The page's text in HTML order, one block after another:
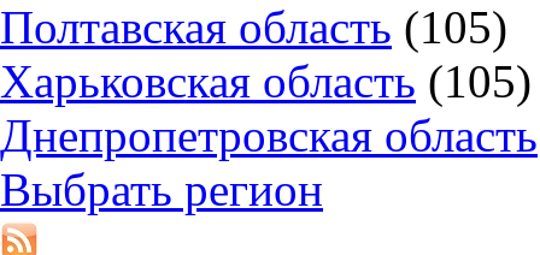
Полтавская область (105)
Харьковская область (105)
Днепропетровская область
Выбрать регион